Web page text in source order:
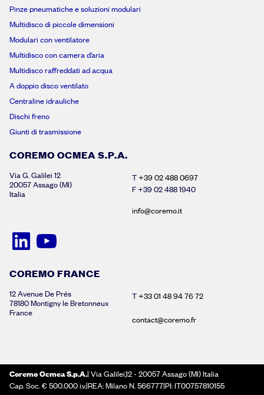
Pinze pneumatiche e soluzioni modulari
Multidisco di piccole dimensioni
Modulari con ventilatore
Multidisco con camera d’aria
Multidisco raffreddati ad acqua
A doppio disco ventilato
Centraline idrauliche
Dischi freno
Giunti di trasmissione
COREMO OCMEA S.P.A.
Via G. Galilei 12
20057 Assago (MI)
Italia
T+39 02 488 0697
F +39 02 488 1940
info@coremo.it
COREMO FRANCE
12 Avenue De Prés
78180 Montigny le Bretonneux
France
T+33 01 48 94 76 72
contact@coremo.fr
Coremo Ocmea S.p.A.| Via Galilei,12 - 20057 Assago (MI) Italia
Cap. Soc. € 500.000 i.v.|REA: Milano N. 566777|PI: IT00757810155